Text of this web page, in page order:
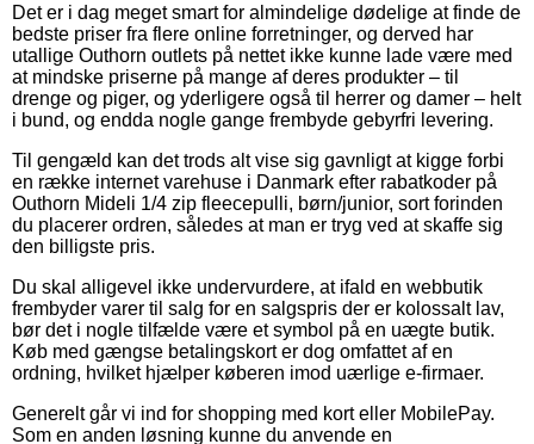
Det er i dag meget smart for almindelige dødelige at finde de
bedste priser fra flere online forretninger, og derved har
utallige Outhorn outlets på nettet ikke kunne lade være med
at mindske priserne på mange af deres produkter – til
drenge og piger, og yderligere også til herrer og damer – helt
i bund, og endda nogle gange frembyde gebyrfri levering.
Til gengæld kan det trods alt vise sig gavnligt at kigge forbi
en række internet varehuse i Danmark efter rabatkoder på
Outhorn Mideli 1/4 zip fleecepulli, børn/junior, sort forinden
du placerer ordren, således at man er tryg ved at skaffe sig
den billigste pris.
Du skal alligevel ikke undervurdere, at ifald en webbutik
frembyder varer til salg for en salgspris der er kolossalt lav,
bør det i nogle tilfælde være et symbol på en uægte butik.
Køb med gængse betalingskort er dog omfattet af en
ordning, hvilket hjælper køberen imod uærlige e-firmaer.
Generelt går vi ind for shopping med kort eller MobilePay.
Som en anden løsning kunne du anvende en